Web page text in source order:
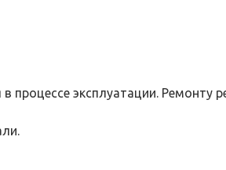
эксплуатации. Ремонту